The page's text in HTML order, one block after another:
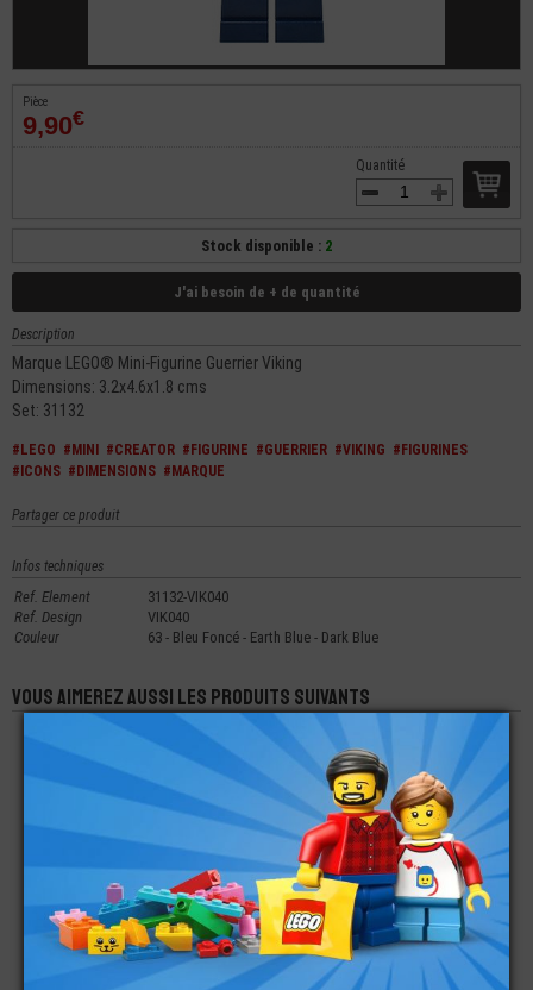
Pièce
9,90€
Quantité
Stock disponible : 2
J'ai besoin de + de quantité
Description
Marque LEGO® Mini-Figurine Guerrier Viking
Dimensions: 3.2x4.6x1.8 cms
Set: 31132
#LEGO #MINI #CREATOR #FIGURINE #GUERRIER #VIKING #FIGURINES
#ICONS #DIMENSIONS #MARQUE
Partager ce produit
Infos techniques
Ref. Element
31132-VIK040
Ref. Design
VIK040
Couleur
63 - Bleu Foncé - Earth Blue - Dark Blue
Vous aimerez aussi les produits suivants
MINI-FIGURINE
1,00€
LEGO® ACCESSOIRE
MINI-FIGURINE
PISTOLET À SOUDER
1,05€
LEGO® MINI-
FIGURINE CHEVEUX
RAMENÈS EN
ARRIÈRE (4T)
2,99€
LEGO® SET 40712 LA
MICRO BASE DE
LEGO® MINI-
FIGURINE HARRY
POTTER RON
LEGO® ACCESSOIRE
MINI-FIGURINE
CASQUE VÉLO - VTT